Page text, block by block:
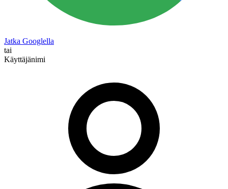
Jatka Googlella
tai
Käyttäjänimi